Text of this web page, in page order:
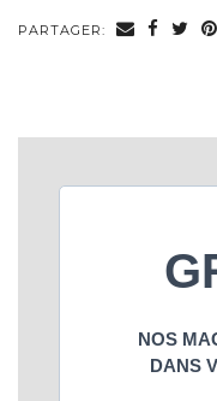
PARTAGER: